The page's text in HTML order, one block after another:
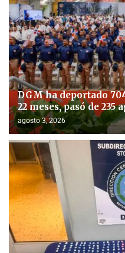
DGM ha deportado
22 meses, pasó de 235
agosto 3, 2026